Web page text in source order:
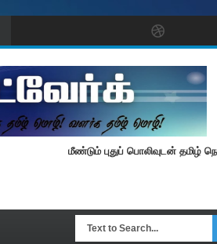
மீண்டும் புதுப் பொலிவுடன் தமிழ்